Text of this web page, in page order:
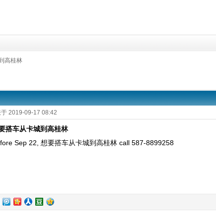
高桂林
2019-09-17 08:42
搭车从卡城到高桂林
Sep 22, 想要搭车从卡城到高桂林 call 587-8899258